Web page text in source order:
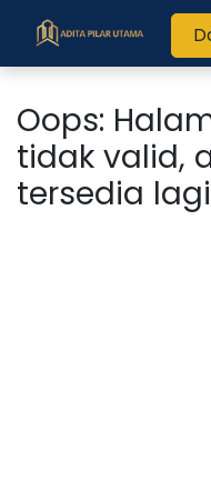
Oops:
tidak valid,
tersedia